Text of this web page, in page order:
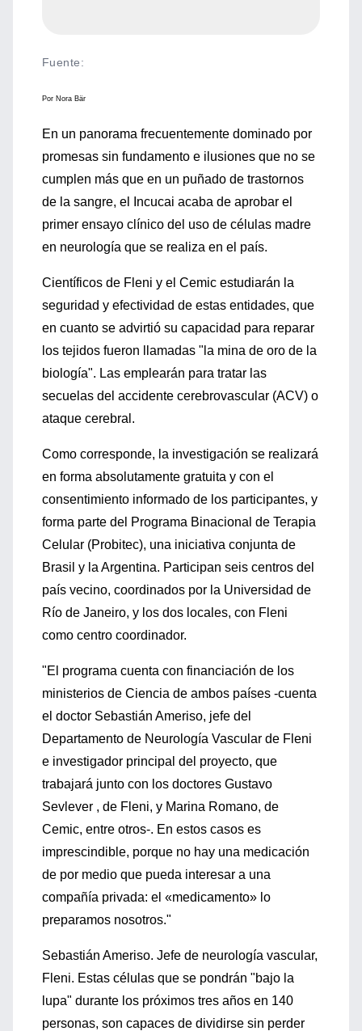
Fuente:
Por Nora Bär
En un panorama frecuentemente dominado por
promesas sin fundamento e ilusiones que no se
cumplen más que en un puñado de trastornos
de la sangre, el Incucai acaba de aprobar el
primer ensayo clínico del uso de células madre
en neurología que se realiza en el país.
Científicos de Fleni y el Cemic estudiarán la
seguridad y efectividad de estas entidades, que
en cuanto se advirtió su capacidad para reparar
los tejidos fueron llamadas "la mina de oro de la
biología". Las emplearán para tratar las
secuelas del accidente cerebrovascular (ACV) o
ataque cerebral.
Como corresponde, la investigación se realizará
en forma absolutamente gratuita y con el
consentimiento informado de los participantes, y
forma parte del Programa Binacional de Terapia
Celular (Probitec), una iniciativa conjunta de
Brasil y la Argentina. Participan seis centros del
país vecino, coordinados por la Universidad de
Río de Janeiro, y los dos locales, con Fleni
como centro coordinador.
"El programa cuenta con financiación de los
ministerios de Ciencia de ambos países -cuenta
el doctor Sebastián Ameriso, jefe del
Departamento de Neurología Vascular de Fleni
e investigador principal del proyecto, que
trabajará junto con los doctores Gustavo
Sevlever , de Fleni, y Marina Romano, de
Cemic, entre otros-. En estos casos es
imprescindible, porque no hay una medicación
de por medio que pueda interesar a una
compañía privada: el «medicamento» lo
preparamos nosotros."
Sebastián Ameriso. Jefe de neurología vascular,
Fleni. Estas células que se pondrán "bajo la
lupa" durante los próximos tres años en 140
personas, son capaces de dividirse sin perder